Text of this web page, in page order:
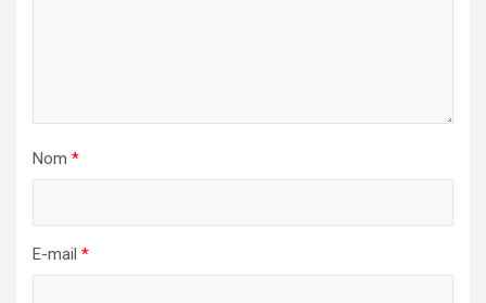
Nom *
E-mail *